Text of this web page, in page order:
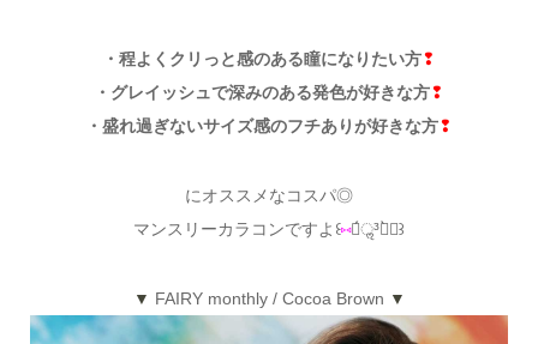
・程よくクリっと感のある瞳になりたい方❢
・グレイッシュで深みのある発色が好きな方❢
・盛れ過ぎないサイズ感のフチありが好きな方❢
にオススメなコスパ◎
マンスリーカラコンですよ꒰⑅⌯́ॢ³⌯̀ॢ꒱
▼ FAIRY monthly / Cocoa Brown ▼